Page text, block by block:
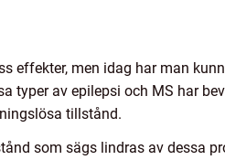
effekter, men idag har man
typer av epilepsi och MS har
tillstånd.
som sägs lindras av dessa